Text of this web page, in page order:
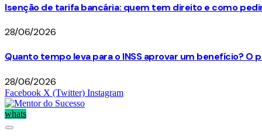
Isenção de tarifa bancária: quem tem direito e como
28/06/2026
Quanto tempo leva para o INSS aprovar um benefício? O
28/06/2026
Facebook X (Twitter) Instagram
whats